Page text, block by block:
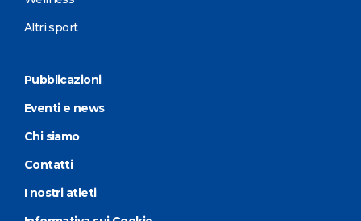
Altri sport
Pubblicazioni
Eventi e news
Chi siamo
Contatti
I nostri atleti